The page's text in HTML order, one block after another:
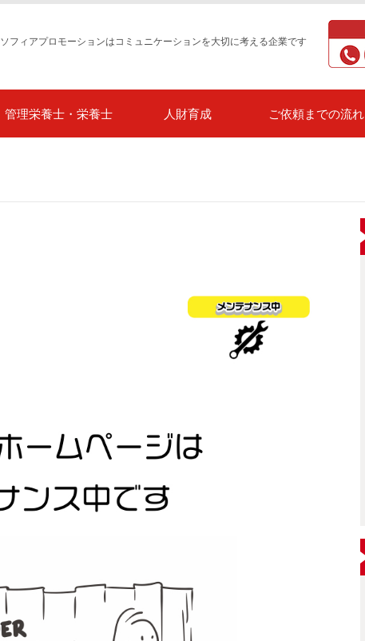
ソフィアプロモーションはコミュニケーションを大切に考える企業です
管理栄養士・栄養士 人財育成 ご依頼までの流れ